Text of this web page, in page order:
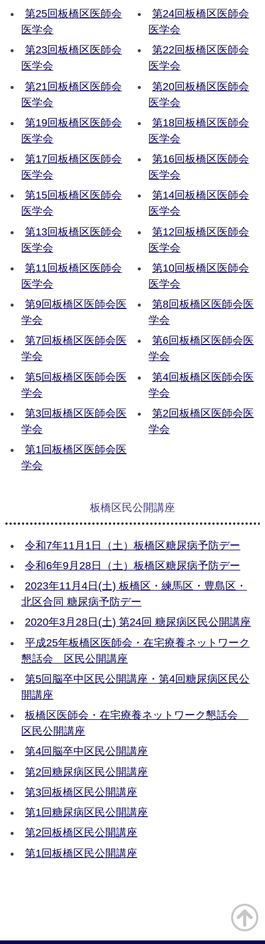
第25回板橋区医師会
医学会
第24回板橋区医師会
医学会
第23回板橋区医師会
医学会
第22回板橋区医師会
医学会
第21回板橋区医師会
医学会
第20回板橋区医師会
医学会
第19回板橋区医師会
医学会
第18回板橋区医師会
医学会
第17回板橋区医師会
医学会
第16回板橋区医師会
医学会
第15回板橋区医師会
医学会
第14回板橋区医師会
医学会
第13回板橋区医師会
医学会
第12回板橋区医師会
医学会
第11回板橋区医師会
医学会
第10回板橋区医師会
医学会
第9回板橋区医師会医
学会
第8回板橋区医師会医
学会
第7回板橋区医師会医
学会
第6回板橋区医師会医
学会
第5回板橋区医師会医
学会
第4回板橋区医師会医
学会
第3回板橋区医師会医
学会
第2回板橋区医師会医
学会
第1回板橋区医師会医
学会
板橋区民公開講座
令和7年11月1日（土）板橋区糖尿病予防デー
令和6年9月28日（土）板橋区糖尿病予防デー
2023年11月4日(土) 板橋区・練馬区・豊島区・
北区合同 糖尿病予防デー
2020年3月28日(土) 第24回 糖尿病区民公開講座
平成25年板橋区医師会・在宅療養ネットワーク
懇話会 区民公開講座
第5回脳卒中区民公開講座・第4回糖尿病区民公
開講座
板橋区医師会・在宅療養ネットワーク懇話会
区民公開講座
第4回脳卒中区民公開講座
第2回糖尿病区民公開講座
第3回板橋区民公開講座
第1回糖尿病区民公開講座
第2回板橋区民公開講座
第1回板橋区民公開講座